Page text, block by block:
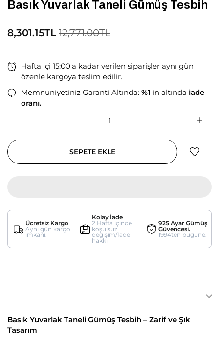
Basık Yuvarlak Taneli Gümüş Tesbih
8,301.15TL 12,771.00TL
Hafta içi 15:00'a kadar verilen siparişler aynı gün
özenle kargoya teslim edilir.
Memnuniyetiniz Garanti Altında: %1 in altında iade
oranı.
SEPETE EKLE
Ücretsiz Kargo
Aynı gün kargo
imkanı.
Kolay İade
2 Hafta içinde
koşulsuz
değişim/İade
hakkı
925 Ayar Gümüş
Güvencesi.
1994ten bugüne.
Basık Yuvarlak Taneli Gümüş Tesbih – Zarif ve Şık
Tasarım